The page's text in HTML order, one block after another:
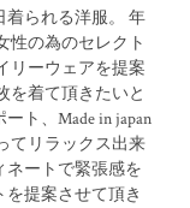
られる洋服。 年
性の為のセレクト
リーウェアを提案
を着て頂きたいと
ト、Made in japan
てリラックス出来
ネートで緊張感を
提案させて頂き